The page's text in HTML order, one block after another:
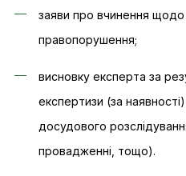
заяви про вчинення щодо
правопорушення;
висновку експерта за
експертизи (за
досудового
провадженні, тощо).